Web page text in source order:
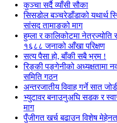
कुञ्चा सर्दै व्याँसी सौका
सिसडोल बञ्चरेडाँडाको यथार्थ
सांसद तामाङको माग
हुम्ला र कालिकोटमा
१६८८ जनाको आँखा परिक्षण
सत्य पैसा हो, बाँकी सबै भ्रम !
रिङ्की पङ्गेनीको अध्यक्षतामा
समिति गठन
अन्तरजातीय विवाह गर्ने सात
भ्युटावर बनाउनुअघि सडक र
माग
पुँजीगत खर्च बढाउन विशेष मेहेनत